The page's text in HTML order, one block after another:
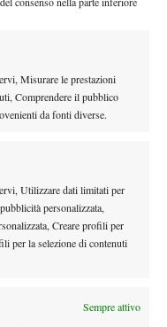
Misurare le prestazioni
Comprendere il pubblico
da fonti diverse.
Utilizzare dati limitati per
personalizzata,
Creare profili per
per la selezione di contenuti
Sempre attivo
routine le difficoltà
KO con Serdarusic
costato cinque
due uscite di Forlì,
ed Alexey Vatutin
ad aver riacceso la
solida al servizio in
nello scambio da
ma finisce spesso per